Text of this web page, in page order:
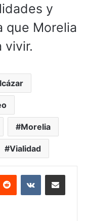
y
que Morelia
vivir.
Morelia
Vialidad
Reddit VKontakteCompartir por